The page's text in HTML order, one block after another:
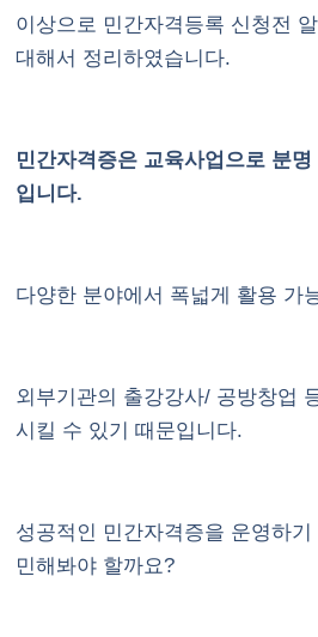
이상으로 민간자격등록 신청전
대해서 정리하였습니다.
민간자격증은 교육사업으로 분
입니다.
다양한 분야에서 폭넓게 활용 가
외부기관의 출강강사/ 공방창업
시킬 수 있기 때문입니다.
성공적인 민간자격증을 운영하
민해봐야 할까요?